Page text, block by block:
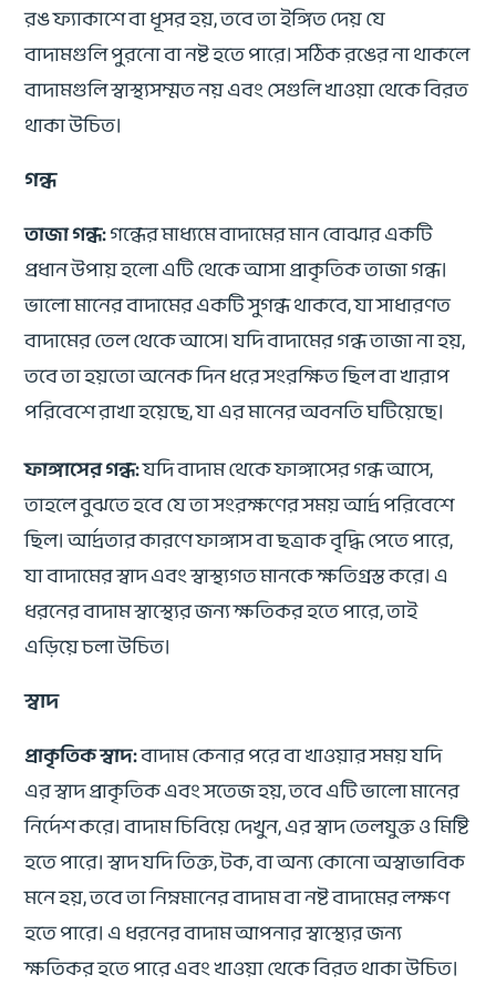
রঙ ফ্যাকাশে বা ধূসর হয়, তবে তা ইঙ্গিত দেয় যে
বাদামগুলি পুরনো বা নষ্ট হতে পারে। সঠিক রঙের না থাকলে
বাদামগুলি স্বাস্থ্যসম্মত নয় এবং সেগুলি খাওয়া থেকে বিরত
থাকা উচিত।
গন্ধ
তাজা গন্ধ:গন্ধের মাধ্যমে বাদামের মান বোঝার একটি
প্রধান উপায় হলো এটি থেকে আসা প্রাকৃতিক তাজা গন্ধ।
ভালো মানের বাদামের একটি সুগন্ধ থাকবে, যা সাধারণত
বাদামের তেল থেকে আসে। যদি বাদামের গন্ধ তাজা না হয়,
তবে তা হয়তো অনেক দিন ধরে সংরক্ষিত ছিল বা খারাপ
পরিবেশে রাখা হয়েছে, যা এর মানের অবনতি ঘটিয়েছে।
ফাঙ্গাসের গন্ধ:যদি বাদাম থেকে ফাঙ্গাসের গন্ধ আসে,
তাহলে বুঝতে হবে যে তা সংরক্ষণের সময় আর্দ্র পরিবেশে
ছিল। আর্দ্রতার কারণে ফাঙ্গাস বা ছত্রাক বৃদ্ধি পেতে পারে,
যা বাদামের স্বাদ এবং স্বাস্থ্যগত মানকে ক্ষতিগ্রস্ত করে। এ
ধরনের বাদাম স্বাস্থ্যের জন্য ক্ষতিকর হতে পারে, তাই
এড়িয়ে চলা উচিত।
স্বাদ
প্রাকৃতিক স্বাদ:বাদাম কেনার পরে বা খাওয়ার সময় যদি
এর স্বাদ প্রাকৃতিক এবং সতেজ হয়, তবে এটি ভালো মানের
নির্দেশ করে। বাদাম চিবিয়ে দেখুন, এর স্বাদ তেলযুক্ত ও মিষ্টি
হতে পারে। স্বাদ যদি তিক্ত, টক, বা অন্য কোনো অস্বাভাবিক
মনে হয়, তবে তা নিম্নমানের বাদাম বা নষ্ট বাদামের লক্ষণ
হতে পারে। এ ধরনের বাদাম আপনার স্বাস্থ্যের জন্য
ক্ষতিকর হতে পারে এবং খাওয়া থেকে বিরত থাকা উচিত।